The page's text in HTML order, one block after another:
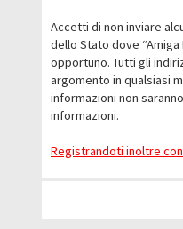
Accetti di non inviare
dello Stato dove
opportuno. Tutti gli
argomento in qualsiasi
informazioni non
informazioni.
Registrandoti inoltre